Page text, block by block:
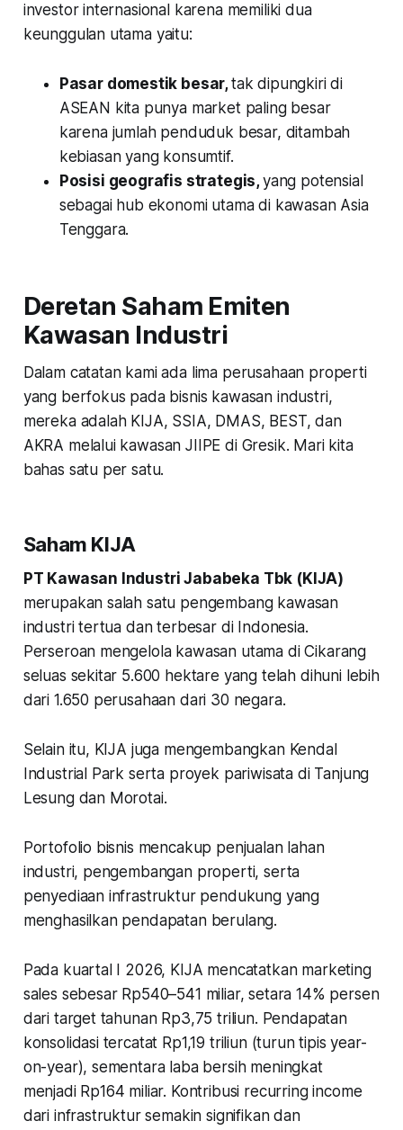
investor internasional karena memiliki dua
keunggulan utama yaitu:
Pasar domestik besar,tak dipungkiri di
ASEAN kita punya market paling besar
karena jumlah penduduk besar, ditambah
kebiasan yang konsumtif.
Posisi geografis strategis,yang potensial
sebagai hub ekonomi utama di kawasan Asia
Tenggara.
Deretan Saham Emiten
Kawasan Industri
Dalam catatan kami ada lima perusahaan properti
yang berfokus pada bisnis kawasan industri,
mereka adalah KIJA, SSIA, DMAS, BEST, dan
AKRA melalui kawasan JIIPE di Gresik. Mari kita
bahas satu per satu.
Saham KIJA
PT Kawasan Industri Jababeka Tbk (KIJA)
merupakan salah satu pengembang kawasan
industri tertua dan terbesar di Indonesia.
Perseroan mengelola kawasan utama di Cikarang
seluas sekitar 5.600 hektare yang telah dihuni lebih
dari 1.650 perusahaan dari 30 negara.
Selain itu, KIJA juga mengembangkan Kendal
Industrial Park serta proyek pariwisata di Tanjung
Lesung dan Morotai.
Portofolio bisnis mencakup penjualan lahan
industri, pengembangan properti, serta
penyediaan infrastruktur pendukung yang
menghasilkan pendapatan berulang.
Pada kuartal I 2026, KIJA mencatatkan marketing
sales sebesar Rp540–541 miliar, setara 14% persen
dari target tahunan Rp3,75 triliun. Pendapatan
konsolidasi tercatat Rp1,19 triliun (turun tipis year-
on-year), sementara laba bersih meningkat
menjadi Rp164 miliar. Kontribusi recurring income
dari infrastruktur semakin signifikan dan